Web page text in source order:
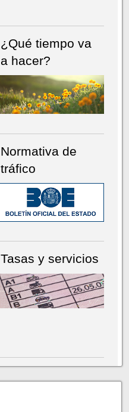
¿Qué tiempo va
a hacer?
Normativa de
tráfico
Tasas y servicios